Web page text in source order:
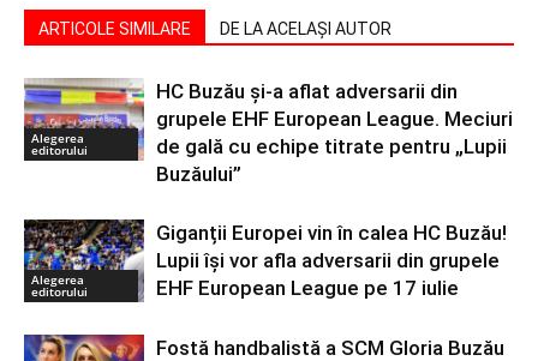
ARTICOLE SIMILARE DE LA ACELAȘI AUTOR
Alegerea
editorului
HC Buzău și-a aflat adversarii din
grupele EHF European League. Meciuri
de gală cu echipe titrate pentru „Lupii
Buzăului”
Alegerea
editorului
Giganții Europei vin în calea HC Buzău!
Lupii își vor afla adversarii din grupele
EHF European League pe 17 iulie
Fostă handbalistă a SCM Gloria Buzău